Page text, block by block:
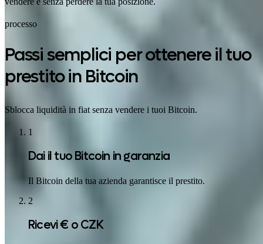
processo
Passi semplici per ottenere il tuo
prestito in Bitcoin
Sblocca liquidità in fiat senza vendere i tuoi Bitcoin.
1
Dai il tuo Bitcoin in garanzia
Il Bitcoin della tua azienda garantisce il prestito.
2
Ricevi € o CZK